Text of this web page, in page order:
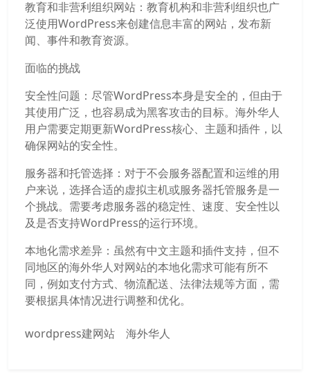
教育和非营利组织网站：教育机构和非营利组织也广
泛使用WordPress来创建信息丰富的网站，发布新
闻、事件和教育资源。
面临的挑战
安全性问题：尽管WordPress本身是安全的，但由于
其使用广泛，也容易成为黑客攻击的目标。海外华人
用户需要定期更新WordPress核心、主题和插件，以
确保网站的安全性。
服务器和托管选择：对于不会服务器配置和运维的用
户来说，选择合适的虚拟主机或服务器托管服务是一
个挑战。需要考虑服务器的稳定性、速度、安全性以
及是否支持WordPress的运行环境。
本地化需求差异：虽然有中文主题和插件支持，但不
同地区的海外华人对网站的本地化需求可能有所不
同，例如支付方式、物流配送、法律法规等方面，需
要根据具体情况进行调整和优化。
wordpress建网站 海外华人